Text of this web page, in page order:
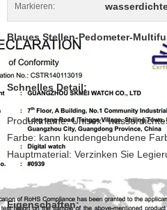
Markieren:
Blaues Stellen-Pedometer-
Schnelles Detail:
Produktname: Unisex-
Farbe: kann kundengebundene
Hauptmaterial: Verzinken Sie
Eigenschaften: